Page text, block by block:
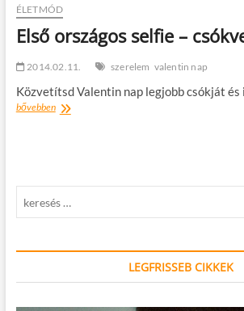
nap
egyéb
ÉLETMÓD
Első országos selfie –
2014.02.11. szerelem valentin nap
Közvetítsd Valentin nap legjobb csókját és
bővebbenElső
LEGFRISSEB CIKKEK